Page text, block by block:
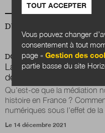
DU MÊME AUTEUR
DOSSIER
La médiation numérique,
dématérialisation et la
Qu’est-ce que la médiation
histoire en France ?
numériques sous l’effet de
Le 14 décembre 2021
TOUT ACCEPTER
Vous pouvez changer
consentement à tout
page « Gestion des
partie basse du site